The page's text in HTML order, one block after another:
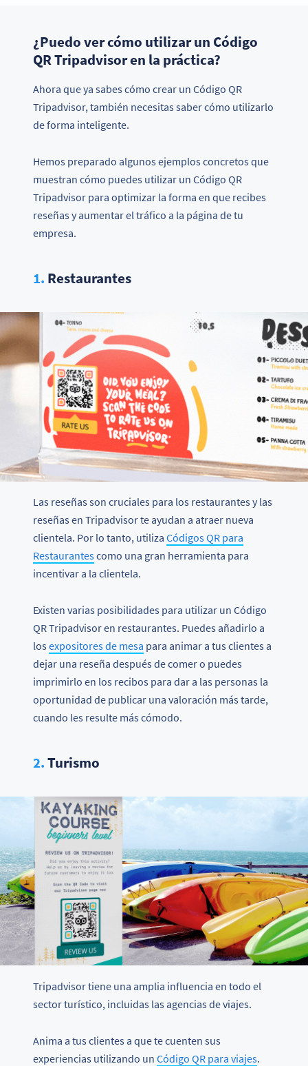
¿Puedo ver cómo utilizar un Código
QR Tripadvisor en la práctica?
Ahora que ya sabes cómo crear un Código QR
Tripadvisor, también necesitas saber cómo utilizarlo
de forma inteligente.
Hemos preparado algunos ejemplos concretos que
muestran cómo puedes utilizar un Código QR
Tripadvisor para optimizar la forma en que recibes
reseñas y aumentar el tráfico a la página de tu
empresa.
1. Restaurantes
Las reseñas son cruciales para los restaurantes y las
reseñas en Tripadvisor te ayudan a atraer nueva
clientela. Por lo tanto, utiliza Códigos QR para
Restaurantescomo una gran herramienta para
incentivar a la clientela.
Existen varias posibilidades para utilizar un Código
QR Tripadvisor en restaurantes. Puedes añadirlo a
losexpositores de mesa para animar a tus clientes a
dejar una reseña después de comer o puedes
imprimirlo en los recibos para dar a las personas la
oportunidad de publicar una valoración más tarde,
cuando les resulte más cómodo.
2.Turismo
Tripadvisor tiene una amplia influencia en todo el
sector turístico, incluidas las agencias de viajes.
Anima a tus clientes a que te cuenten sus
experiencias utilizando un Código QR para viajes.